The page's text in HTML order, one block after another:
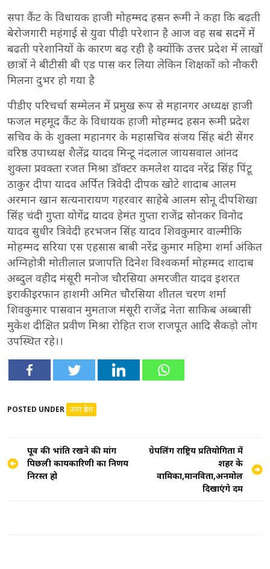
सपा कैंट के विधायक हाजी मोहम्मद हसन रूमी ने कहा कि बढ़ती
बेरोजगारी महंगाई से युवा पीढ़ी परेशान है आज वह सब सदमें में
बढती परेशानियों के कारण बढ़ रही है क्योंकि उत्तर प्रदेश में लाखों
छात्रों ने बीटीसी बी एड पास कर लिया लेकिन शिक्षकों को नौकरी
मिलना दुभर हो गया है
पीडीए परिचर्चा सम्मेलन में प्रमुख रूप से महानगर अध्यक्ष हाजी
फजल महमूद कैंट के विधायक हाजी मोहम्मद हसन रूमी प्रदेश
सचिव के के शुक्ला महानगर के महासचिव संजय सिंह बंटी सेंगर
वरिष्ठ उपाध्यक्ष शैलेंद्र यादव मिन्टू नंदलाल जायसवाल आंनद
शुक्ला प्रवक्ता रजत मिश्रा डॉक्टर कमलेश यादव नरेंद्र सिंह पिंटू
ठाकुर दीपा यादव अर्पित त्रिवेदी दीपक खोटे शादाब आलम
अरमान खान सत्यनारायण गहरवार साहेबे आलम सोनू दीपशिखा
सिंह चंदी गुप्ता योगेंद्र यादव हेमंत गुप्ता राजेंद्र सोनकर विनोद
यादव सुधीर त्रिवेदी हरभजन सिंह यादव शिवकुमार वाल्मीकि
मोहम्मद सरिया एस एहसास बाबी नरेंद्र कुमार महिमा शर्मा अंकित
अग्निहोत्री मोतीलाल प्रजापति दिनेश विश्वकर्मा मोहम्मद शादाब
अब्दुल वहीद मंसूरी मनोज चौरसिया अमरजीत यादव इशरत
इराकी इरफान हाशमी अमित चौरसिया शीतल चरण शर्मा
शिवकुमार पासवान मुमताज मंसूरी राजेंद्र नेता साकिब अब्बासी
मुकेश दीक्षित प्रवीण मिश्रा रोहित राज राजपूत आदि सैकड़ो लोग
उपस्थित रहे।।
POSTED UNDER उत्तर प्रदेश
Post
navigation
पूर्व की भांति रखने की मांग
पिछली कार्यकारिणी का निर्णय
निरस्त हो
ग्रेपलिंग राष्ट्रिय प्रतियोगिता में
शहर के
वामिका,मानविता,अनमोल
दिखाएंगे दम